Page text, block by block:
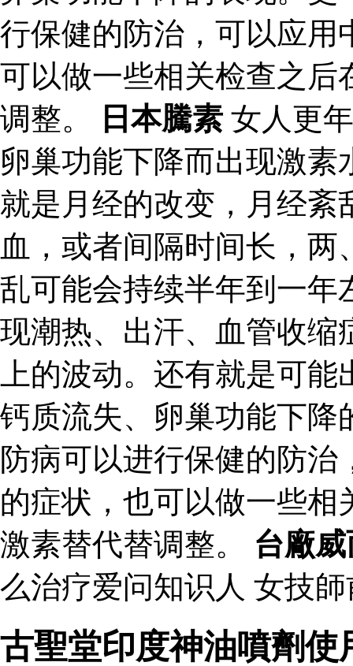
行保健的防治，可以应用
可以做一些相关检查之后
调整。
日本騰素女人更
卵巢功能下降而出现激
就是月经的改变，月经紊
血，或者间隔时间长，
乱可能会持续半年到一年
现潮热、出汗、血管收缩
上的波动。还有就是可
钙质流失、卵巢功能下降
防病可以进行保健的防
的症状，也可以做一些
激素替代替调整。 台廠
么治疗爱问知识人 女技
古聖堂印度神油噴劑